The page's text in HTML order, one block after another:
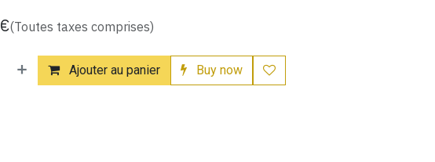
€(Toutes taxes comprises)
Ajouter au panier Buy now